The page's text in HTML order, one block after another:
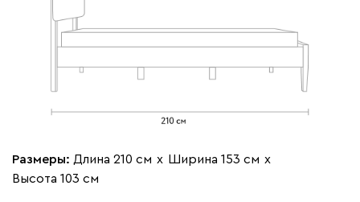
Размеры: Длина 210 см х Ширина 153 см х
Высота 103 см